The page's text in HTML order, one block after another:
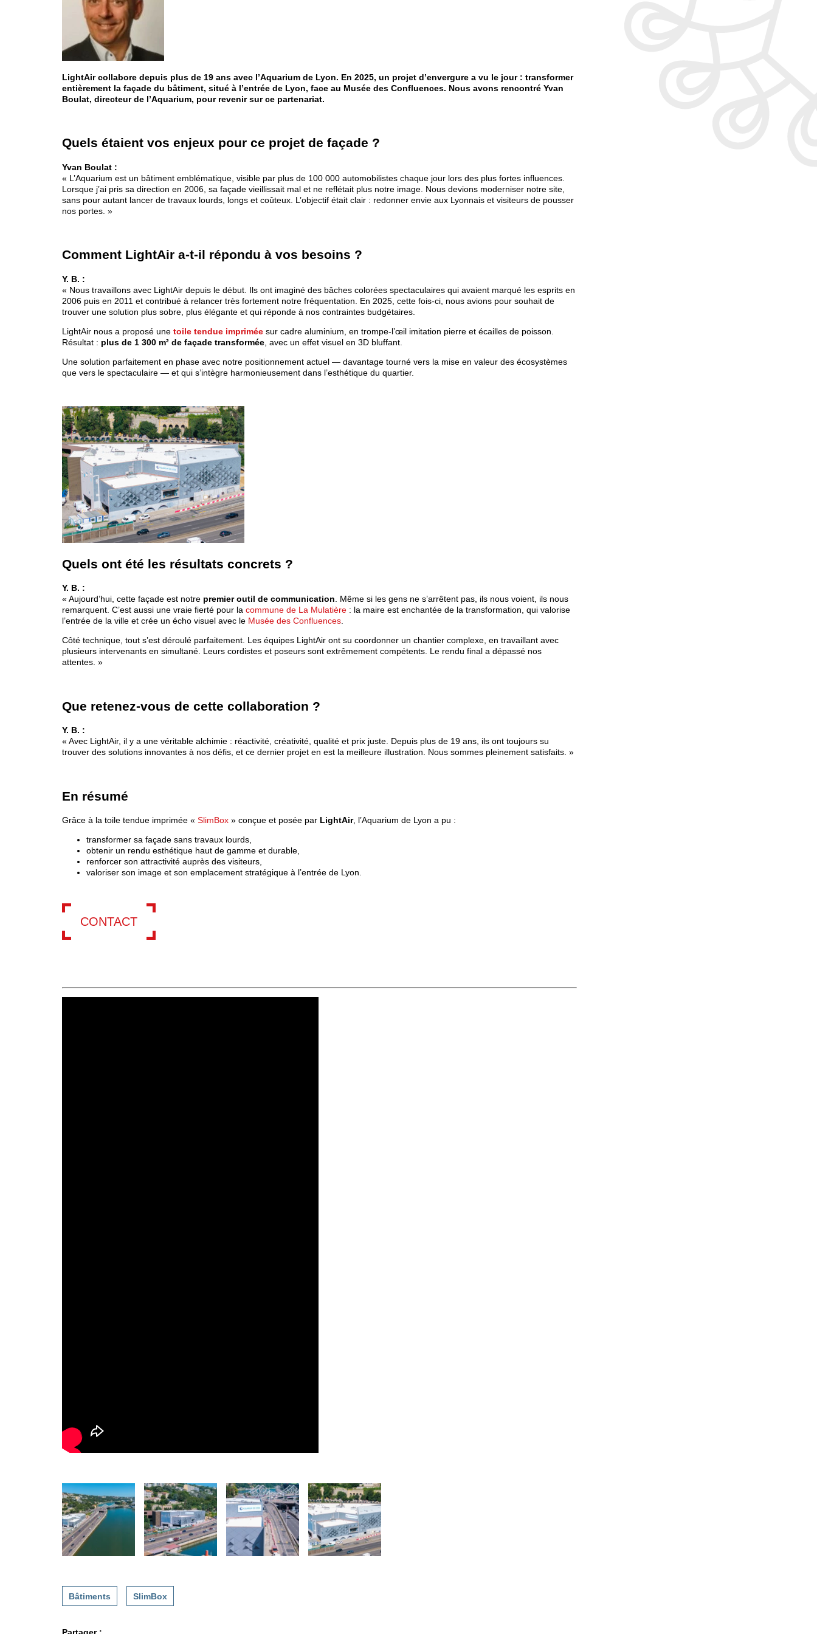
LightAir collabore depuis plus de 19 ans avec l’Aquarium de Lyon. En 2025, un projet d’envergure a vu le jour : transformer
entièrement la façade du bâtiment, situé à l’entrée de Lyon, face au Musée des Confluences. Nous avons rencontré Yvan
Boulat, directeur de l’Aquarium, pour revenir sur ce partenariat.
Quels étaient vos enjeux pour ce projet de façade ?
Yvan Boulat :
« L’Aquarium est un bâtiment emblématique, visible par plus de 100 000 automobilistes chaque jour lors des plus fortes influences.
Lorsque j’ai pris sa direction en 2006, sa façade vieillissait mal et ne reflétait plus notre image. Nous devions moderniser notre site,
sans pour autant lancer de travaux lourds, longs et coûteux. L’objectif était clair : redonner envie aux Lyonnais et visiteurs de pousser
nos portes. »
Comment LightAir a-t-il répondu à vos besoins ?
Y. B. :
« Nous travaillons avec LightAir depuis le début. Ils ont imaginé des bâches colorées spectaculaires qui avaient marqué les esprits en
2006 puis en 2011 et contribué à relancer très fortement notre fréquentation. En 2025, cette fois-ci, nous avions pour souhait de
trouver une solution plus sobre, plus élégante et qui réponde à nos contraintes budgétaires.
LightAir nous a proposé une toile tendue imprimée sur cadre aluminium, en trompe-l’œil imitation pierre et écailles de poisson.
Résultat : plus de 1 300 m² de façade transformée , avec un effet visuel en 3D bluffant.
Une solution parfaitement en phase avec notre positionnement actuel — davantage tourné vers la mise en valeur des écosystèmes
que vers le spectaculaire — et qui s’intègre harmonieusement dans l’esthétique du quartier.
Quels ont été les résultats concrets ?
Y. B. :
« Aujourd’hui, cette façade est notre premier outil de communication. Même si les gens ne s’arrêtent pas, ils nous voient, ils nous
remarquent. C’est aussi une vraie fierté pour la commune de La Mulatière : la maire est enchantée de la transformation, qui valorise
l’entrée de la ville et crée un écho visuel avec le Musée des Confluences.
Côté technique, tout s’est déroulé parfaitement. Les équipes LightAir ont su coordonner un chantier complexe, en travaillant avec
plusieurs intervenants en simultané. Leurs cordistes et poseurs sont extrêmement compétents. Le rendu final a dépassé nos
attentes. »
Que retenez-vous de cette collaboration ?
Y. B. :
« Avec LightAir, il y a une véritable alchimie : réactivité, créativité, qualité et prix juste. Depuis plus de 19 ans, ils ont toujours su
trouver des solutions innovantes à nos défis, et ce dernier projet en est la meilleure illustration. Nous sommes pleinement satisfaits. »
En résumé
Grâce à la toile tendue imprimée « SlimBox » conçue et posée par LightAir, l’Aquarium de Lyon a pu :
transformer sa façade sans travaux lourds,
obtenir un rendu esthétique haut de gamme et durable,
renforcer son attractivité auprès des visiteurs,
valoriser son image et son emplacement stratégique à l’entrée de Lyon.
CONTACT
Bâtiments SlimBox